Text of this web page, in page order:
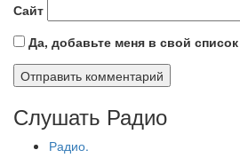
Сайт
Да, добавьте меня в свой
Слушать Радио
Радио.